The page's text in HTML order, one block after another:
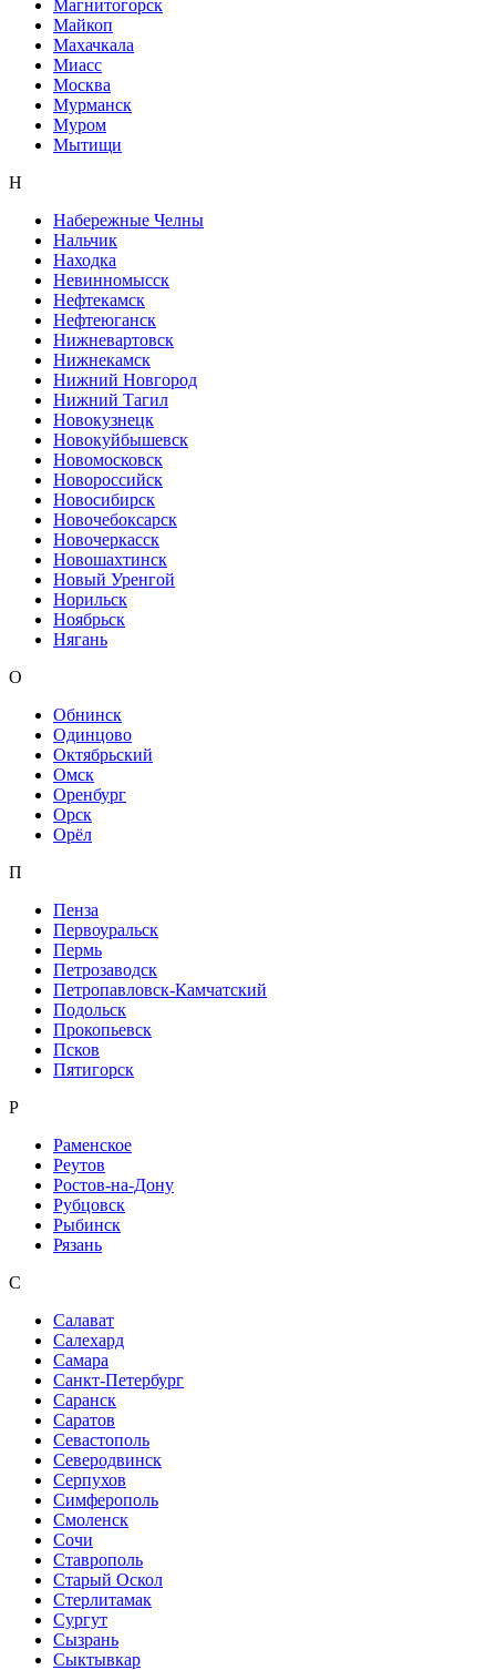
Магнитогорск
Майкоп
Махачкала
Миасс
Москва
Мурманск
Муром
Мытищи
Н
Набережные Челны
Нальчик
Находка
Невинномысск
Нефтекамск
Нефтеюганск
Нижневартовск
Нижнекамск
Нижний Новгород
Нижний Тагил
Новокузнецк
Новокуйбышевск
Новомосковск
Новороссийск
Новосибирск
Новочебоксарск
Новочеркасск
Новошахтинск
Новый Уренгой
Норильск
Ноябрьск
Нягань
О
Обнинск
Одинцово
Октябрьский
Омск
Оренбург
Орск
Орёл
П
Пенза
Первоуральск
Пермь
Петрозаводск
Петропавловск-Камчатский
Подольск
Прокопьевск
Псков
Пятигорск
Р
Раменское
Реутов
Ростов-на-Дону
Рубцовск
Рыбинск
Рязань
С
Салават
Салехард
Самара
Санкт-Петербург
Саранск
Саратов
Севастополь
Северодвинск
Серпухов
Симферополь
Смоленск
Сочи
Ставрополь
Старый Оскол
Стерлитамак
Сургут
Сызрань
Сыктывкар